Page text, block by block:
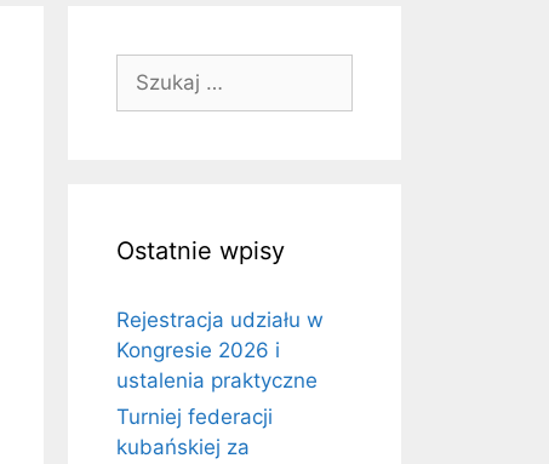
Ostatnie wpisy
Rejestracja udziału w
Kongresie 2026 i
ustalenia praktyczne
Turniej federacji
kubańskiej za